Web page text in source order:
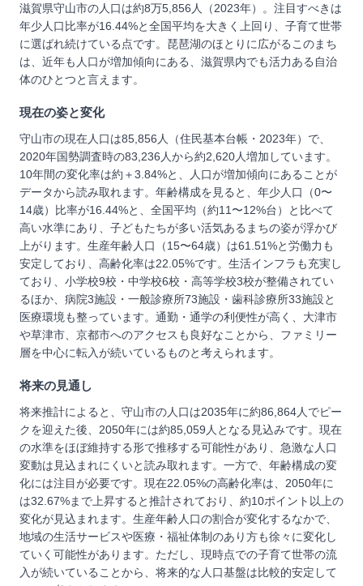
滋賀県守山市の人口は約8万5,856人（2023年）。注目すべきは
年少人口比率が16.44%と全国平均を大きく上回り、子育て世帯
に選ばれ続けている点です。琵琶湖のほとりに広がるこのまち
は、近年も人口が増加傾向にある、滋賀県内でも活力ある自治
体のひとつと言えます。
現在の姿と変化
守山市の現在人口は85,856人（住民基本台帳・2023年）で、
2020年国勢調査時の83,236人から約2,620人増加しています。
10年間の変化率は約＋3.84%と、人口が増加傾向にあることが
データから読み取れます。年齢構成を見ると、年少人口（0〜
14歳）比率が16.44%と、全国平均（約11〜12%台）と比べて
高い水準にあり、子どもたちが多い活気あるまちの姿が浮かび
上がります。生産年齢人口（15〜64歳）は61.51%と労働力も
安定しており、高齢化率は22.05%です。生活インフラも充実し
ており、小学校9校・中学校6校・高等学校3校が整備されてい
るほか、病院3施設・一般診療所73施設・歯科診療所33施設と
医療環境も整っています。通勤・通学の利便性が高く、大津市
や草津市、京都市へのアクセスも良好なことから、ファミリー
層を中心に転入が続いているものと考えられます。
将来の見通し
将来推計によると、守山市の人口は2035年に約86,864人でピー
クを迎えた後、2050年には約85,059人となる見込みです。現在
の水準をほぼ維持する形で推移する可能性があり、急激な人口
変動は見込まれにくいと読み取れます。一方で、年齢構成の変
化には注目が必要です。現在22.05%の高齢化率は、2050年に
は32.67%まで上昇すると推計されており、約10ポイント以上の
変化が見込まれます。生産年齢人口の割合が変化するなかで、
地域の生活サービスや医療・福祉体制のあり方も徐々に変化し
ていく可能性があります。ただし、現時点での子育て世帯の流
入が続いていることから、将来的な人口基盤は比較的安定して